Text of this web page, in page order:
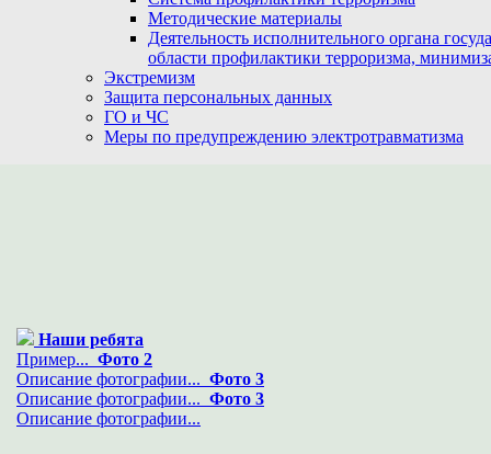
Методические материалы
Деятельность исполнительного органа
области профилактики терроризма,
Экстремизм
Защита персональных данных
ГО и ЧС
Меры по предупреждению электротравматизма
Наши ребята
Пример... Фото 2
Описание фотографии... Фото 3
Описание фотографии... Фото 3
Описание фотографии...